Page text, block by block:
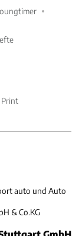
auto und Auto
& Co.KG
GmbH